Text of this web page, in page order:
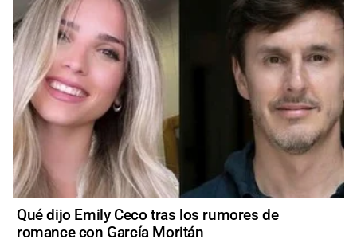
Qué dijo Emily Ceco tras los rumores de
romance con García Moritán